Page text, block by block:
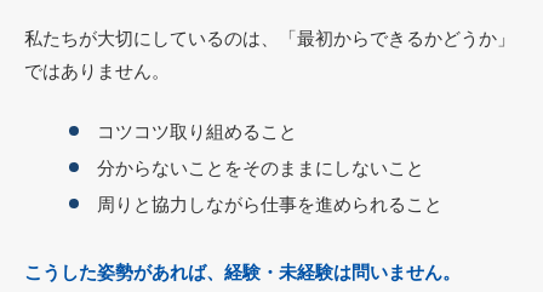
私たちが大切にしているのは、「最初からできるかどうか」
ではありません。
コツコツ取り組めること
分からないことをそのままにしないこと
周りと協力しながら仕事を進められること
こうした姿勢があれば、経験・未経験は問いません。